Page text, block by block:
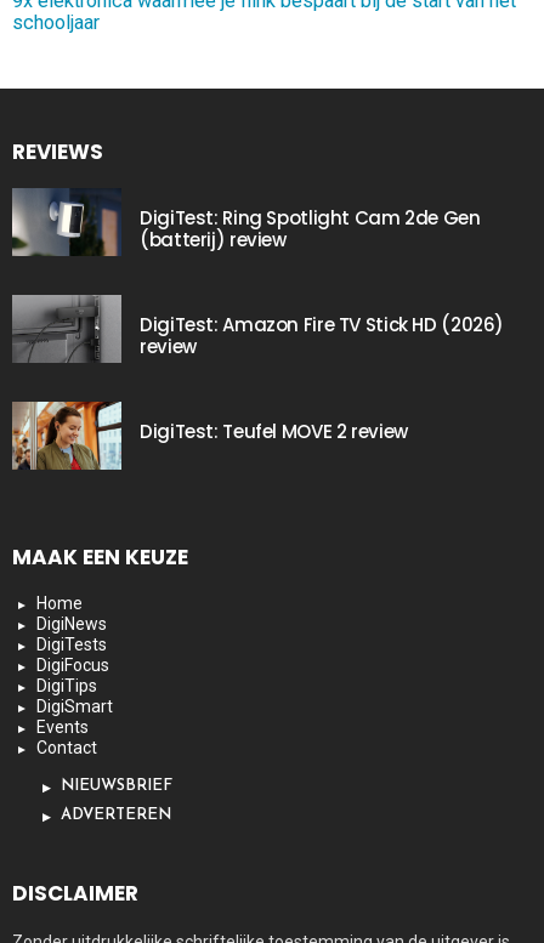
schooljaar
REVIEWS
DigiTest: Ring Spotlight Cam 2de Gen
(batterij) review
DigiTest: Amazon Fire TV Stick HD (2026)
review
DigiTest: Teufel MOVE 2 review
MAAK EEN KEUZE
Home
DigiNews
DigiTests
DigiFocus
DigiTips
DigiSmart
Events
Contact
NIEUWSBRIEF
ADVERTEREN
DISCLAIMER